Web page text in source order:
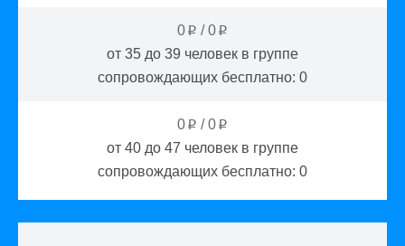
0 p /0 p
от 35 до 39 человек в группе
сопровождающих бесплатно: 0
0 p /0 p
от 40 до 47 человек в группе
сопровождающих бесплатно: 0